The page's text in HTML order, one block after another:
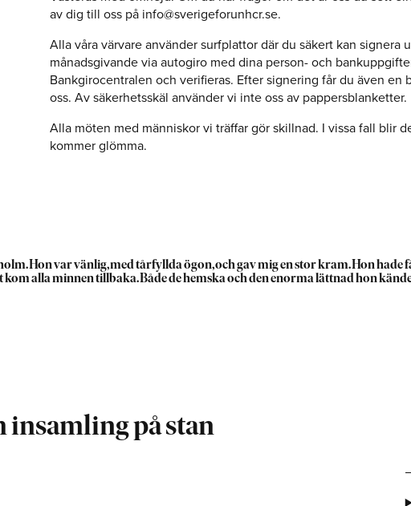
av dig till oss på info@sverigeforunhcr.se.
Alla våra värvare använder surfplattor där du säkert kan signera
månadsgivande via autogiro med dina person- och
Bankgirocentralen och verifieras. Efter signering får du även en
oss. Av säkerhetsskäl använder vi inte oss av pappersblanketter.
Alla möten med människor vi träffar gör skillnad. I vissa fall blir
kommer glömma.
Hon var vänlig, med tårfyllda ögon, och gav mig en stor kram. Hon
alla minnen tillbaka. Både de hemska och den enorma lättnad hon
insamling på stan